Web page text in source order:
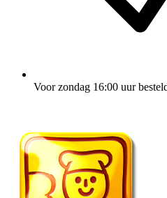
Voor zondag 16:00 uur